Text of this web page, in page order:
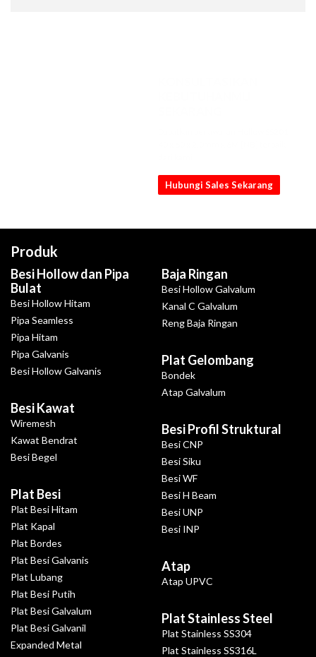
Hubungi Sales Sekarang
Produk
Besi Hollow dan Pipa
Bulat
Besi Hollow Hitam
Pipa Seamless
Pipa Hitam
Pipa Galvanis
Besi Hollow Galvanis
Besi Kawat
Wiremesh
Kawat Bendrat
Besi Begel
Plat Besi
Plat Besi Hitam
Plat Kapal
Plat Bordes
Plat Besi Galvanis
Plat Lubang
Plat Besi Putih
Plat Besi Galvalum
Plat Besi Galvanil
Expanded Metal
Baja Ringan
Besi Hollow Galvalum
Kanal C Galvalum
Reng Baja Ringan
Plat Gelombang
Bondek
Atap Galvalum
Besi Profil Struktural
Besi CNP
Besi Siku
Besi WF
Besi H Beam
Besi UNP
Besi INP
Atap
Atap UPVC
Plat Stainless Steel
Plat Stainless SS304
Plat Stainless SS316L